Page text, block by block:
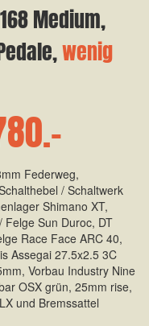
Medium,
wenig
Federweg,
/ Schaltwerk
Shimano XT,
Felge Sun Duroc, DT
Race Face ARC 40,
Assegai 27.5x2.5 3C
Vorbau Industry Nine
OSX grün, 25mm rise,
und Bremssattel